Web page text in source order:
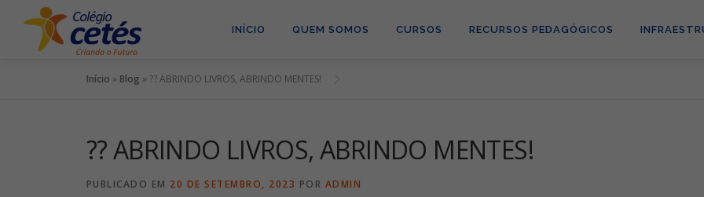
INÍCIO QUEM SOMOS CURSOS RECURSOS PEDAGÓGICOS
Início » Blog » ?? ABRINDO LIVROS, ABRINDO MENTES!
?? ABRINDO LIVROS, ABRINDO MENTES!
PUBLICADO EM 20 DE SETEMBRO, 2023 POR ADMIN